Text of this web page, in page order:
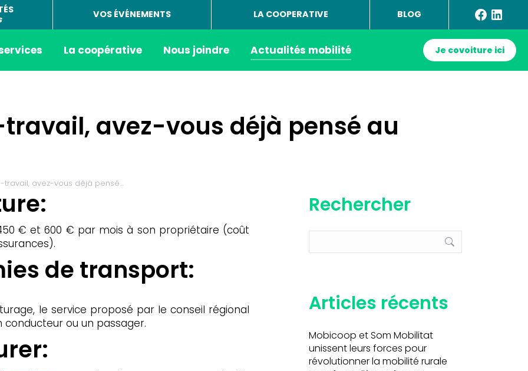
VOS ÉVÉNEMENTS LA COOPERATIVE BLOG
La coopérative Nous joindre Actualités mobilité Je covoiture ici
avez-vous déjà pensé au
travail, avez-vous déjà pensé…
€ et 600 € par mois à son propriétaire (coût
de transport:
le service proposé par le conseil régional
conducteur ou un passager.
Rechercher
:
Articles récents
Mobicoop et Som Mobilitat
unissent leurs forces pour
révolutionner la mobilité rurale